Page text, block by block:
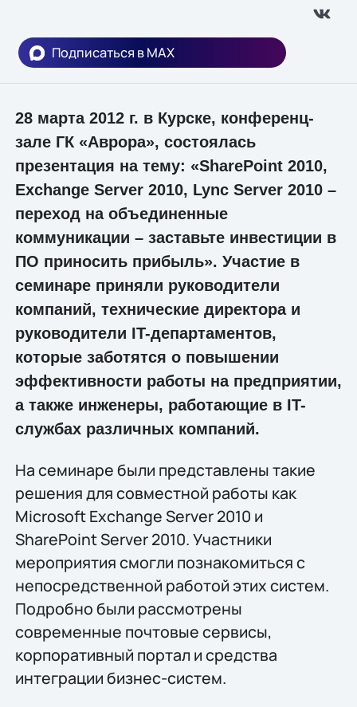
Подписаться в MAX
28 марта 2012 г. в Курске, конференц-
зале ГК «Аврора», состоялась
презентация на тему: «SharePoint 2010,
Exchange Server 2010, Lync Server 2010 –
переход на объединенные
коммуникации – заставьте инвестиции в
ПО приносить прибыль». Участие в
семинаре приняли руководители
компаний, технические директора и
руководители IT-департаментов,
которые заботятся о повышении
эффективности работы на предприятии,
а также инженеры, работающие в IT-
службах различных компаний.
На семинаре были представлены такие
решения для совместной работы как
Microsoft Exchange Server 2010 и
SharePoint Server 2010. Участники
мероприятия смогли познакомиться с
непосредственной работой этих систем.
Подробно были рассмотрены
современные почтовые сервисы,
корпоративный портал и средства
интеграции бизнес-систем.